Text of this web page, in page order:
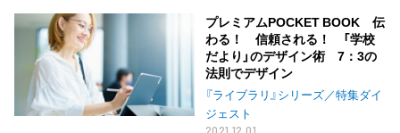
プレミアムPOCKET BOOK 伝
わる！ 信頼される！ 「学校
だより」のデザイン術 7：3の
法則でデザイン
『ライブラリ』シリーズ／特集ダイ
ジェスト